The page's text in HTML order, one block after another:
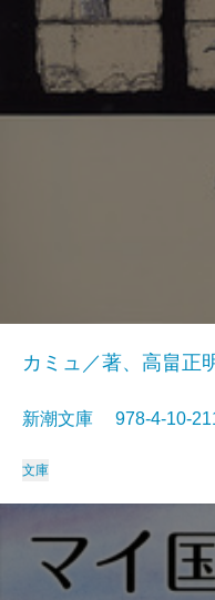
カミュ／著、高畠正
新潮文庫 978-4-10-
文庫